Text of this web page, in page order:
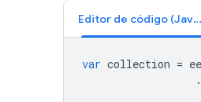
Editor de código (JavaScript)
var collection = ee
.